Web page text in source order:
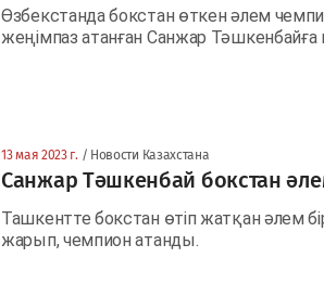
Өзбекстанда бокстан өткен әлем
жеңімпаз атанған Санжар
13 мая 2023 г. / Новости Казахстана
Санжар Тәшкенбай бокстан
Ташкентте бокстан өтіп жатқан әлем
жарып, чемпион атанды.